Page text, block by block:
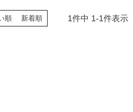
順 新着順 1件中 1-1件表示